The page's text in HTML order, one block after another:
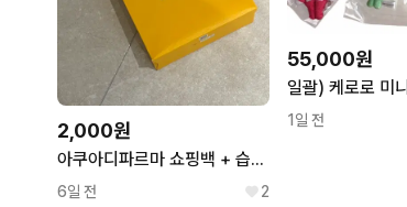
2,000원
아쿠아디파르마 쇼핑백 + 습지 + 리본
6일 전 2
55,000원
1일 전